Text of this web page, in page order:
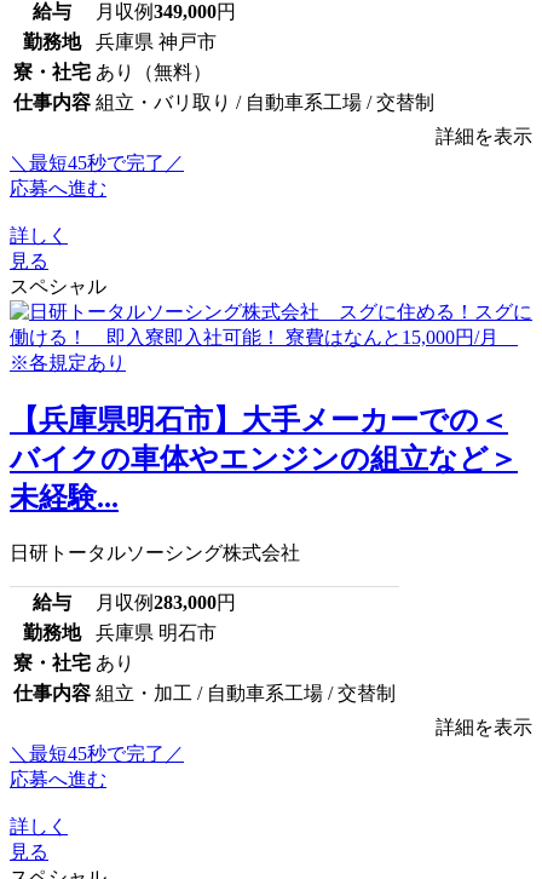
給与 月収例349,000円
勤務地
兵庫県 神戸市
寮・社宅 あり（無料）
仕事内容 組立・バリ取り / 自動車系工場 / 交替制
詳細を表示
＼最短45秒で完了／
応募へ進む
詳しく
見る
スペシャル
【兵庫県明石市】大手メーカーでの＜
バイクの車体やエンジンの組立など＞
未経験...
日研トータルソーシング株式会社
給与 月収例283,000円
勤務地
兵庫県 明石市
寮・社宅 あり
仕事内容 組立・加工 / 自動車系工場 / 交替制
詳細を表示
＼最短45秒で完了／
応募へ進む
詳しく
見る